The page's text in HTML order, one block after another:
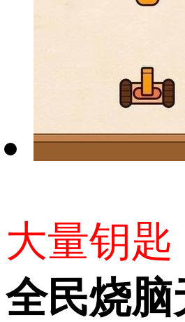
大量钥匙
全民烧脑